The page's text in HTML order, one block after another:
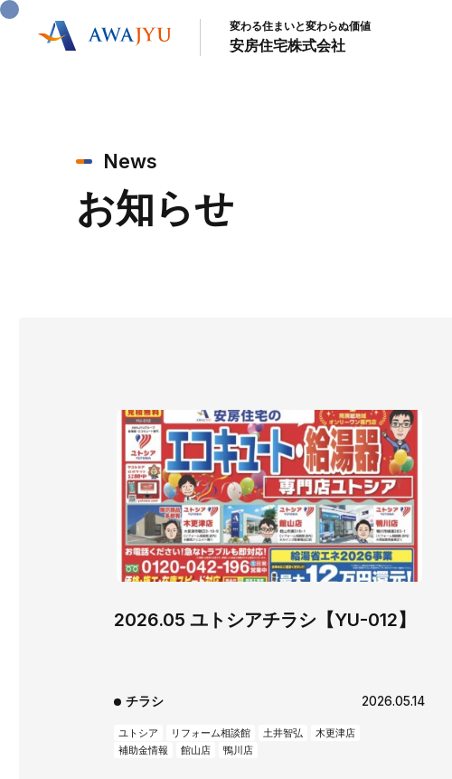
変わる住まいと変わらぬ価値
安房住宅株式会社
News
お知らせ
2026.05 ユトシアチラシ【YU-012】
チラシ 2026.05.14
ユトシア リフォーム相談館 土井智弘
木更津店
補助金情報
館山店 鴨川店